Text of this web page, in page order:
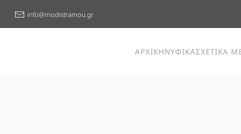
info@modistramou.gr
ΑΡΧΙΚΗΝΥΦΙΚΑΣΧΕΤΙΚΑ